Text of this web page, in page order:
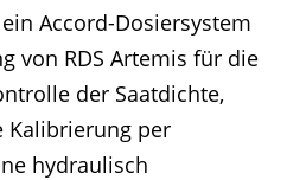
Accord-Dosiersystem
von RDS Artemis für die
der Saatdichte,
Kalibrierung per
hydraulisch